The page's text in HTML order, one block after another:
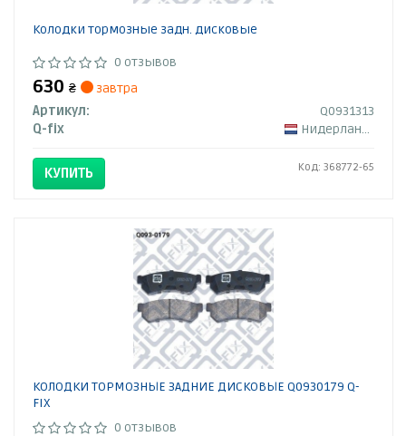
Колодки тормозные задн. дисковые
0 отзывов
630 ₴
завтра
Артикул:
Q0931313
Q-fix
Нидерланды
КУПИТЬ Код: 368772-65
КОЛОДКИ ТОРМОЗНЫЕ ЗАДНИЕ ДИСКОВЫЕ Q0930179 Q-
FIX
0 отзывов